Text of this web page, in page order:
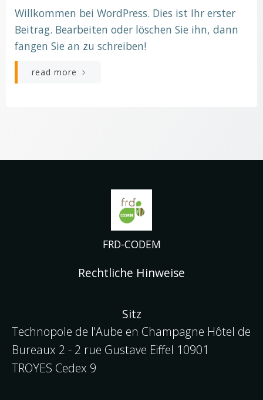
Willkommen bei WordPress. Dies ist Ihr erster
Beitrag. Bearbeiten oder löschen Sie ihn, dann
fangen Sie an zu schreiben!
read more
FRD-CODEM
Rechtliche Hinweise
Sitz
Technopole de l'Aube en Champagne Hôtel de
Bureaux 2 - 2 rue Gustave Eiffel 10901
TROYES Cedex 9